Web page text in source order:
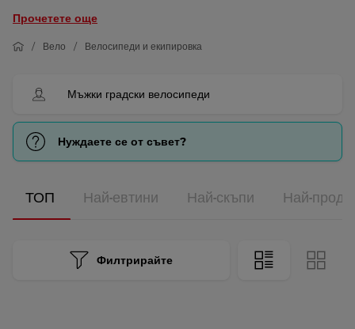
Прочетете още
Вело Велосипеди и екипировка
Мъжки градски велосипеди
Нуждаете се от съвет?
ТОП Най-евтини Най-скъпи Най-
Филтрирайте